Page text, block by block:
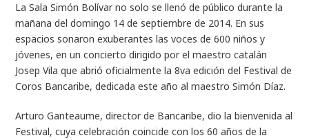
La Sala Simón Bolívar no solo se llenó de público durante la
mañana del domingo 14 de septiembre de 2014. En sus
espacios sonaron exuberantes las voces de 600 niños y
jóvenes, en un concierto dirigido por el maestro catalán
Josep Vila que abrió oficialmente la 8va edición del Festival de
Coros Bancaribe, dedicada este año al maestro Simón Díaz.
Arturo Ganteaume, director de Bancaribe, dio la bienvenida al
Festival, cuya celebración coincide con los 60 años de la